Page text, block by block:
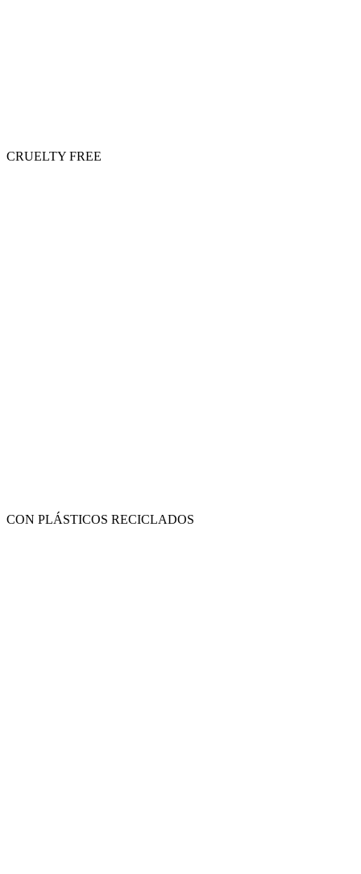
CRUELTY FREE
CON PLÁSTICOS RECICLADOS